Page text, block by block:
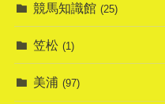
競馬知識館 (25)
笠松 (1)
美浦 (97)